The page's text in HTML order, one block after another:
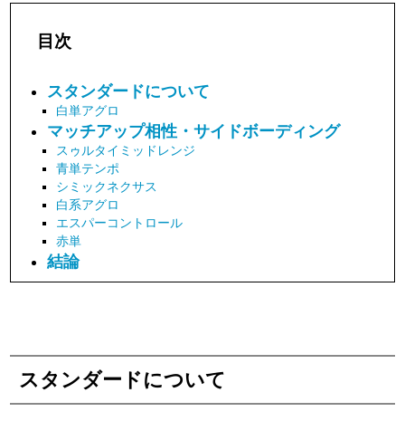
目次
スタンダードについて
白単アグロ
マッチアップ相性・サイドボーディング
スゥルタイミッドレンジ
青単テンポ
シミックネクサス
白系アグロ
エスパーコントロール
赤単
結論
スタンダードについて